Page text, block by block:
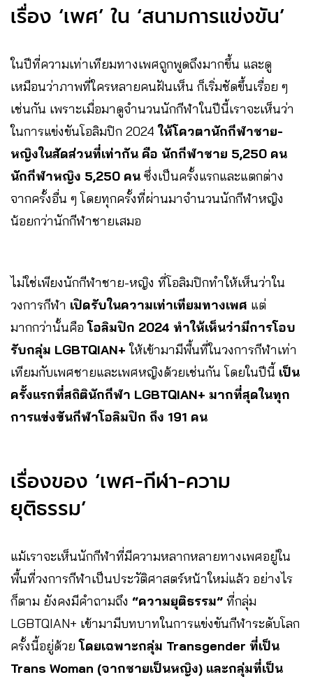
เรื่อง ‘เพศ’ ใน ‘สนามการแข่งขัน’
ในปีที่ความเท่าเทียมทางเพศถูกพูดถึงมากขึ้น และดู
เหมือนว่าภาพที่ใครหลายคนฝันเห็น ก็เริ่มชัดขึ้นเรื่อย ๆ
เช่นกัน เพราะเมื่อมาดูจำนวนนักกีฬาในปีนี้เราจะเห็นว่า
ในการแข่งขันโอลิมปิก 2024ให้โควตานักกีฬาชาย-
หญิงในสัดส่วนที่เท่ากัน คือ นักกีฬาชาย 5,250 คน
นักกีฬาหญิง 5,250 คน ซึ่งเป็นครั้งแรกและแตกต่าง
จากครั้งอื่น ๆ โดยทุกครั้งที่ผ่านมาจำนวนนักกีฬาหญิง
น้อยกว่านักกีฬาชายเสมอ
ไม่ใช่เพียงนักกีฬาชาย-หญิง ที่โอลิมปิกทำให้เห็นว่าใน
วงการกีฬา เปิดรับในความเท่าเทียมทางเพศ แต่
มากกว่านั้นคือโอลิมปิก 2024 ทำให้เห็นว่ามีการโอบ
รับกลุ่ม LGBTQIAN+ให้เข้ามามีพื้นที่ในวงการกีฬาเท่า
เทียมกับเพศชายและเพศหญิงด้วยเช่นกัน โดยในปีนี้ เป็น
ครั้งแรกที่สถิตินักกีฬา LGBTQIAN+ มากที่สุดในทุก
การแข่งขันกีฬาโอลิมปิก ถึง 191 คน
เรื่องของ ‘เพศ-กีฬา-ความ
ยุติธรรม’
แม้เราจะเห็นนักกีฬาที่มีความหลากหลายทางเพศอยู่ใน
พื้นที่วงการกีฬาเป็นประวัติศาสตร์หน้าใหม่แล้ว อย่างไร
ก็ตาม ยังคงมีคำถามถึง “ความยุติธรรม” ที่กลุ่ม
LGBTQIAN+ เข้ามามีบทบาทในการแข่งขันกีฬาระดับโลก
ครั้งนี้อยู่ด้วยโดยเฉพาะกลุ่ม Transgender ที่เป็น
Trans Woman (จากชายเป็นหญิง) และกลุ่มที่เป็น